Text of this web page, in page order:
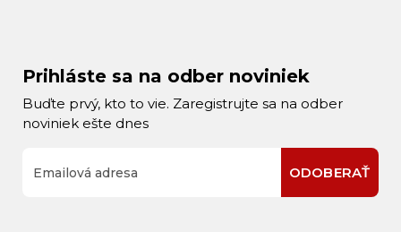
Prihláste sa na odber noviniek
Buďte prvý, kto to vie. Zaregistrujte sa na odber
noviniek ešte dnes
ODOBERAŤ